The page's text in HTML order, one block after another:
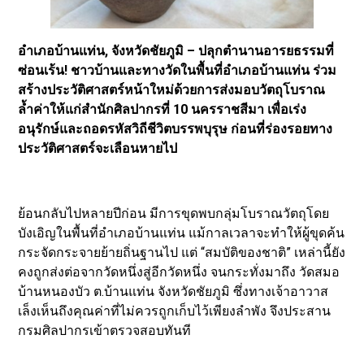
อำเภอบ้านแท่น, จังหวัดชัยภูมิ – ปลุกตำนานอารยธรรมที่
ซ่อนเร้น! ชาวบ้านและทางวัดในพื้นที่อำเภอบ้านแท่น ร่วม
สร้างประวัติศาสตร์หน้าใหม่ด้วยการส่งมอบวัตถุโบราณ
ล้ำค่าให้แก่สำนักศิลปากรที่ 10 นครราชสีมา เพื่อเร่ง
อนุรักษ์และถอดรหัสวิถีชีวิตบรรพบุรุษ ก่อนที่ร่องรอยทาง
ประวัติศาสตร์จะเลือนหายไป
ย้อนกลับไปหลายปีก่อน มีการขุดพบกลุ่มโบราณวัตถุโดย
บังเอิญในพื้นที่อำเภอบ้านแท่น แม้กาลเวลาจะทำให้ผู้ขุดค้น
กระจัดกระจายย้ายถิ่นฐานไป แต่ “สมบัติของชาติ” เหล่านี้ยัง
คงถูกส่งต่อจากวัดหนึ่งสู่อีกวัดหนึ่ง จนกระทั่งมาถึง วัดสมอ
บ้านหนองบัว ต.บ้านแท่น จังหวัดชัยภูมิ ซึ่งทางเจ้าอาวาส
เล็งเห็นถึงคุณค่าที่ไม่ควรถูกเก็บไว้เพียงลำพัง จึงประสาน
กรมศิลปากรเข้าตรวจสอบทันที